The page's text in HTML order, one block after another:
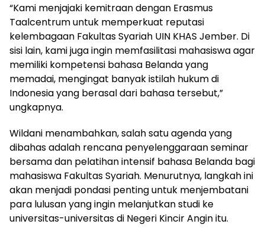
“Kami menjajaki kemitraan dengan Erasmus
Taalcentrum untuk memperkuat reputasi
kelembagaan Fakultas Syariah UIN KHAS Jember. Di
sisi lain, kami juga ingin memfasilitasi mahasiswa agar
memiliki kompetensi bahasa Belanda yang
memadai, mengingat banyak istilah hukum di
Indonesia yang berasal dari bahasa tersebut,”
ungkapnya.
Wildani menambahkan, salah satu agenda yang
dibahas adalah rencana penyelenggaraan seminar
bersama dan pelatihan intensif bahasa Belanda bagi
mahasiswa Fakultas Syariah. Menurutnya, langkah ini
akan menjadi pondasi penting untuk menjembatani
para lulusan yang ingin melanjutkan studi ke
universitas-universitas di Negeri Kincir Angin itu.